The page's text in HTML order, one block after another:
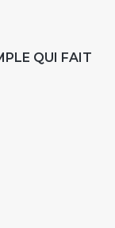
QUI FAIT